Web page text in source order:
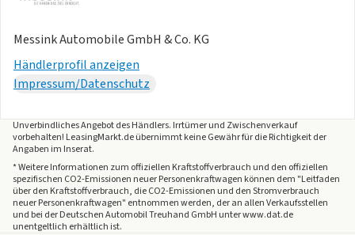
Messink Automobile GmbH & Co. KG
Händlerprofil anzeigen
Impressum/Datenschutz
Unverbindliches Angebot desHändlers. Irrtümer und Zwischenverkauf
vorbehalten! LeasingMarkt.de übernimmt keine Gewähr für die Richtigkeit der
Angaben im Inserat.
* Weitere Informationen zum offiziellen Kraftstoffverbrauch und den offiziellen
spezifischen CO2-Emissionen neuer Personenkraftwagen können dem "Leitfaden
über den Kraftstoffverbrauch, die CO2-Emissionen und den Stromverbrauch
neuer Personenkraftwagen" entnommen werden, der an allen Verkaufsstellen
und bei der Deutschen Automobil Treuhand GmbH unter www.dat.de
unentgeltlich erhältlich ist.